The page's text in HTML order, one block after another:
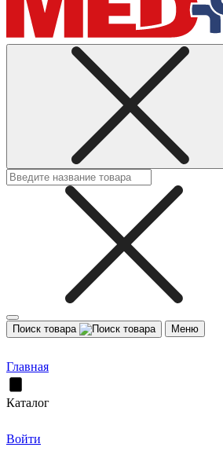
Поиск товара Меню
Главная
Каталог
Войти